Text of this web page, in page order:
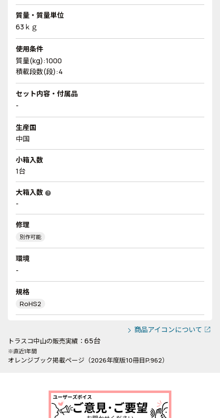
質量・質量単位
63ｋｇ
使用条件
質量(kg):1000
積載段数(段):4
セット内容・付属品
-
生産国
中国
小箱入数
1台
大箱入数 help
-
修理
別作可能
環境
-
規格
RoHS2
商品アイコンについて
トラスコ中山の販売実績： 65台
※直近1年間
オレンジブック掲載ページ（2026年度版10冊目P.962）